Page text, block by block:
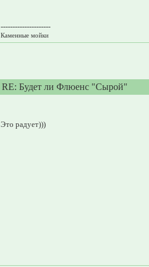
---------------------
Каменные мойки
RE: Будет ли Флюенс "Сырой"
Это радует)))